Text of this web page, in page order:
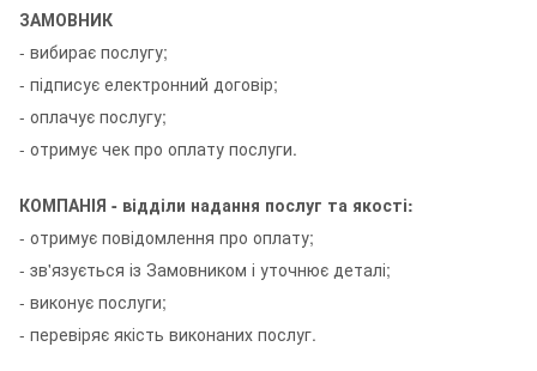
ЗАМОВНИК
- вибирає послугу;
- підписує електронний договір;
- оплачує послугу;
- отримує чек про оплату послуги.
КОМПАНІЯ - відділи надання послуг та якості:
- отримує повідомлення про оплату;
- зв'язується із Замовником і уточнює деталі;
- виконує послуги;
- перевіряє якість виконаних послуг.